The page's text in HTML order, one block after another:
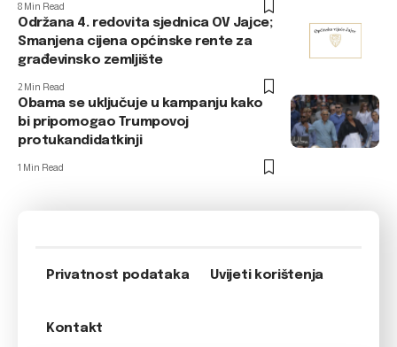
8 Min Read
Održana 4. redovita sjednica OV Jajce;
Smanjena cijena općinske rente za
građevinsko zemljište
2 Min Read
Obama se uključuje u kampanju kako
bi pripomogao Trumpovoj
protukandidatkinji
1 Min Read
Privatnost podataka Uvijeti korištenja
Kontakt